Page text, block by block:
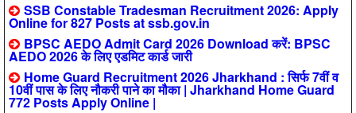
SSB Constable Tradesman Recruitment 2026: Apply
Online for 827 Posts at ssb.gov.in
BPSC AEDO Admit Card 2026 Download करें: BPSC
AEDO 2026 के लिए एडमिट कार्ड जारी
Home Guard Recruitment 2026 Jharkhand : सिर्फ 7वीं व
10वीं पास के लिए नौकरी पाने का मौका | Jharkhand Home Guard
772 Posts Apply Online |